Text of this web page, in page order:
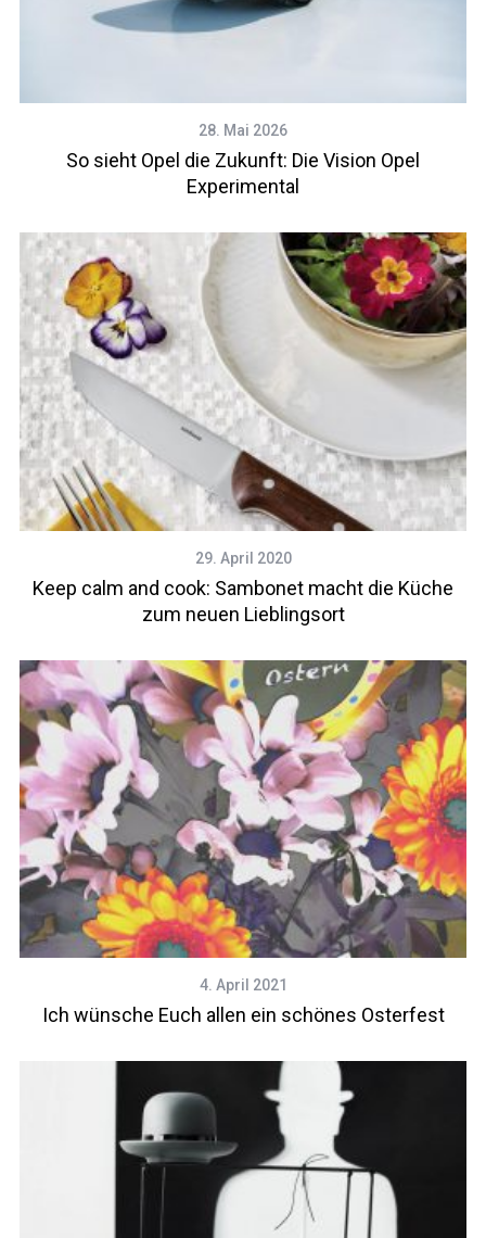
28. Mai 2026
So sieht Opel die Zukunft: Die Vision Opel
Experimental
29. April 2020
Keep calm and cook: Sambonet macht die Küche
zum neuen Lieblingsort
4. April 2021
Ich wünsche Euch allen ein schönes Osterfest